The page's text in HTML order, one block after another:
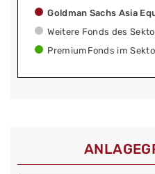
Goldman Sachs Asia
Weitere Fonds des
PremiumFonds im